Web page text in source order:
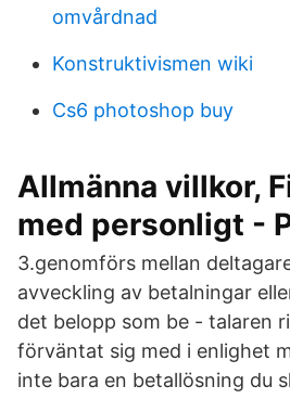
omvårdnad
Konstruktivismen wiki
Cs6 photoshop buy
Allmänna villkor,
med personligt -
3.genomförs mellan
avveckling av betalningar
det belopp som be - talaren
förväntat sig med i enlighet
inte bara en betallösning du